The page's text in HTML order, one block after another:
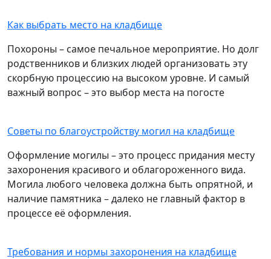
Как выбрать место на кладбище
Похороны – самое печальное мероприятие. Но долг
родственников и близких людей организовать эту
скорбную процессию на высоком уровне. И самый
важный вопрос – это выбор места на погосте
Советы по благоустройству могил на кладбище
Оформление могилы – это процесс придания месту
захоронения красивого и облагороженного вида.
Могила любого человека должна быть опрятной, и
наличие памятника – далеко не главный фактор в
процессе её оформления.
Требования и нормы захоронения на кладбище